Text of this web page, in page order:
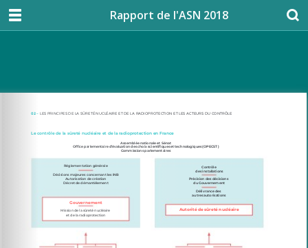
Rapport de l'ASN 2018